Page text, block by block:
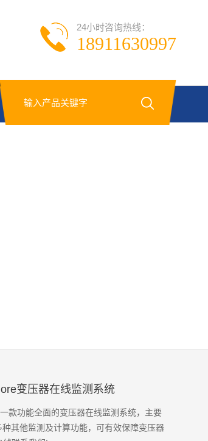
24小时咨询热线：
18911630997
变压器在线监测系统
款功能全面的变压器在线监测系统，主要
其他监测及计算功能，可有效保障变压器